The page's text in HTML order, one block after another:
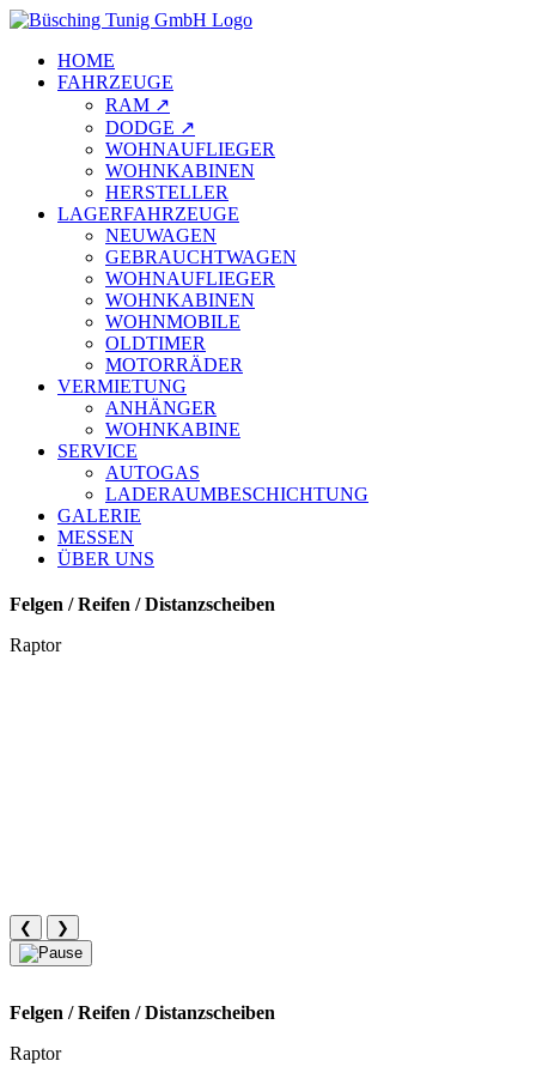
HOME
FAHRZEUGE
RAM ↗
DODGE ↗
WOHNAUFLIEGER
WOHNKABINEN
HERSTELLER
LAGERFAHRZEUGE
NEUWAGEN
GEBRAUCHTWAGEN
WOHNAUFLIEGER
WOHNKABINEN
WOHNMOBILE
OLDTIMER
MOTORRÄDER
VERMIETUNG
ANHÄNGER
WOHNKABINE
SERVICE
AUTOGAS
LADERAUMBESCHICHTUNG
GALERIE
MESSEN
ÜBER UNS
Felgen / Reifen / Distanzscheiben
Raptor
❮ ❯
Felgen / Reifen / Distanzscheiben
Raptor